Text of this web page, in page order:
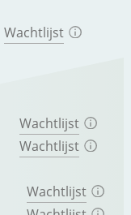
Wachtlijst
Wachtlijst
Wachtlijst
Wachtlijst